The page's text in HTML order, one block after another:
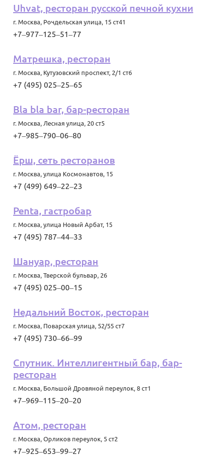
Uhvat, ресторан русской печной кухни
г. Москва, Рочдельская улица, 15 ст41
+7‒977‒125‒51‒77
Матрешка, ресторан
г. Москва, Кутузовский проспект, 2/1 ст6
+7 (495) 025‒25‒65
Bla bla bar, бар-ресторан
г. Москва, Лесная улица, 20 ст5
+7‒985‒790‒06‒80
Ёрш, сеть ресторанов
г. Москва, улица Космонавтов, 15
+7 (499) 649‒22‒23
Penta, гастробар
г. Москва, улица Новый Арбат, 15
+7 (495) 787‒44‒33
Шануар, ресторан
г. Москва, Тверской бульвар, 26
+7 (495) 025‒00‒15
Недальний Восток, ресторан
г. Москва, Поварская улица, 52/55 ст7
+7 (495) 730‒66‒99
Спутник. Интеллигентный бар, бар-
ресторан
г. Москва, Большой Дровяной переулок, 8 ст1
+7‒969‒115‒20‒20
Aтом, ресторан
г. Москва, Орликов переулок, 5 ст2
+7‒925‒653‒99‒27